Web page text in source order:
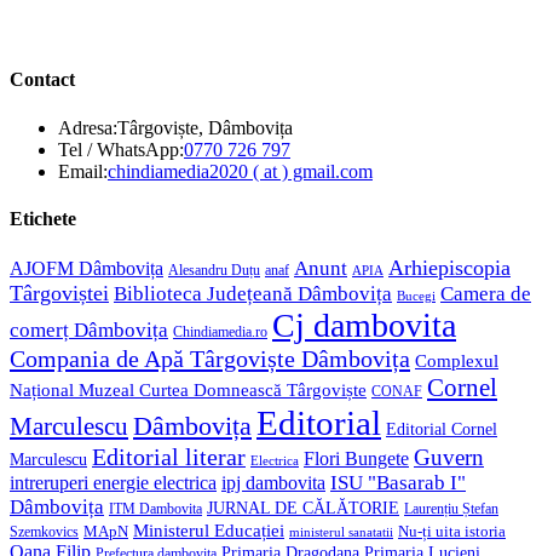
Contact
Adresa:Târgoviște, Dâmbovița
Tel / WhatsApp:0770 726 797Opens
in
Email:chindiamedia2020 ( at ) gmail.comOpens
Etichete
AJOFM Dâmbovița Alesandru Duțu anaf Anunt APIA Arhiepiscopia
Târgoviștei Biblioteca Județeană Dâmbovița Bucegi Camera de
comerț Dâmbovița Chindiamedia.ro Cj dambovita
Compania de Apă Târgoviște Dâmbovița Complexul
Național Muzeal Curtea Domnească Târgoviște CONAF Cornel
Marculescu DâmbovițaEditorial Editorial Cornel
Marculescu Editorial literar Electrica Flori Bungete Guvern
intreruperi energie electrica ipj dambovita ISU "Basarab I"
Dâmbovița ITM Dambovita JURNAL DE CĂLĂTORIE Laurențiu Ștefan
Szemkovics MApN Ministerul Educației ministerul sanatatii Nu-ți uita istoria
Oana Filip